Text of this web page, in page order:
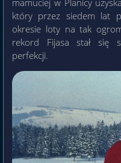
który przez siedem lat
okresie loty na tak
rekord Fijasa stał się
perfekcji.